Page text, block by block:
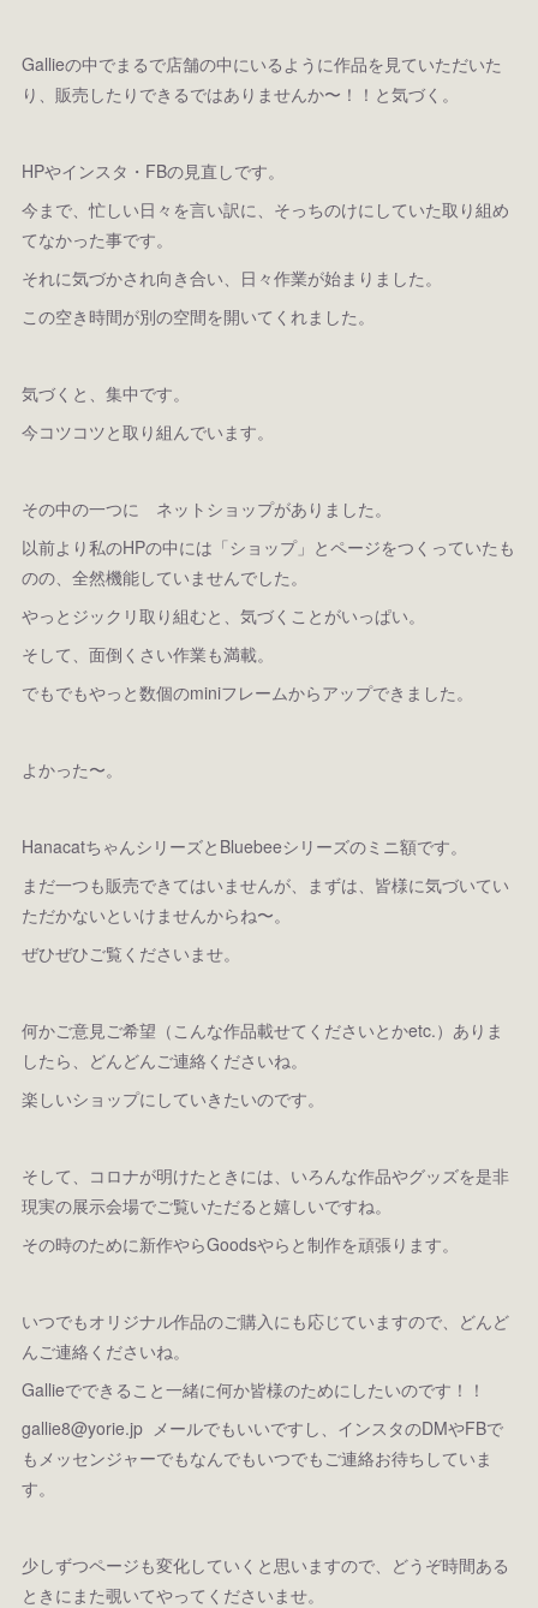
Gallieの中でまるで店舗の中にいるように作品を見ていただいた
り、販売したりできるではありませんか〜！！と気づく。
HPやインスタ・FBの見直しです。
今まで、忙しい日々を言い訳に、そっちのけにしていた取り組め
てなかった事です。
それに気づかされ向き合い、日々作業が始まりました。
この空き時間が別の空間を開いてくれました。
気づくと、集中です。
今コツコツと取り組んでいます。
その中の一つに ネットショップがありました。
以前より私のHPの中には「ショップ」とページをつくっていたも
のの、全然機能していませんでした。
やっとジックリ取り組むと、気づくことがいっぱい。
そして、面倒くさい作業も満載。
でもでもやっと数個のminiフレームからアップできました。
よかった〜。
HanacatちゃんシリーズとBluebeeシリーズのミニ額です。
まだ一つも販売できてはいませんが、まずは、皆様に気づいてい
ただかないといけませんからね〜。
ぜひぜひご覧くださいませ。
何かご意見ご希望（こんな作品載せてくださいとかetc.）ありま
したら、どんどんご連絡くださいね。
楽しいショップにしていきたいのです。
そして、コロナが明けたときには、いろんな作品やグッズを是非
現実の展示会場でご覧いただると嬉しいですね。
その時のために新作やらGoodsやらと制作を頑張ります。
いつでもオリジナル作品のご購入にも応じていますので、どんど
んご連絡くださいね。
Gallieでできること一緒に何か皆様のためにしたいのです！！
gallie8@yorie.jp メールでもいいですし、インスタのDMやFBで
もメッセンジャーでもなんでもいつでもご連絡お待ちしていま
す。
少しずつページも変化していくと思いますので、どうぞ時間ある
ときにまた覗いてやってくださいませ。